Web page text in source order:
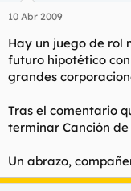
10 Abr 2009
Hay un juego de rol
futuro hipotético
grandes
Tras el comentario
terminar Canción de
Un abrazo,